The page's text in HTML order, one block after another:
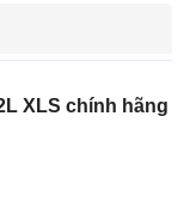
XLS chính hãng